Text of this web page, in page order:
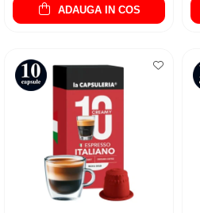
ADAUGA IN COS